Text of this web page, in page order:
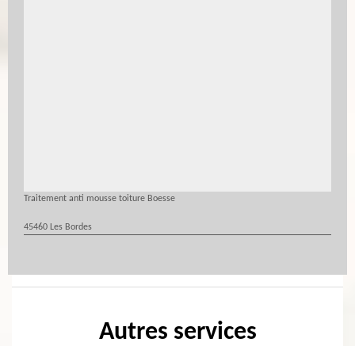
Traitement anti mousse toiture Boesse
45460 Les Bordes
Autres services